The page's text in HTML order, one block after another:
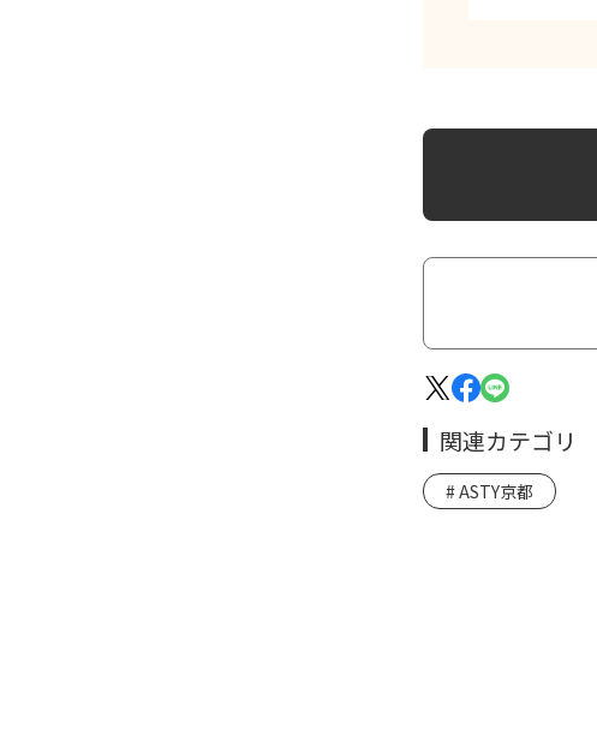
関連カテゴリ
ASTY京都